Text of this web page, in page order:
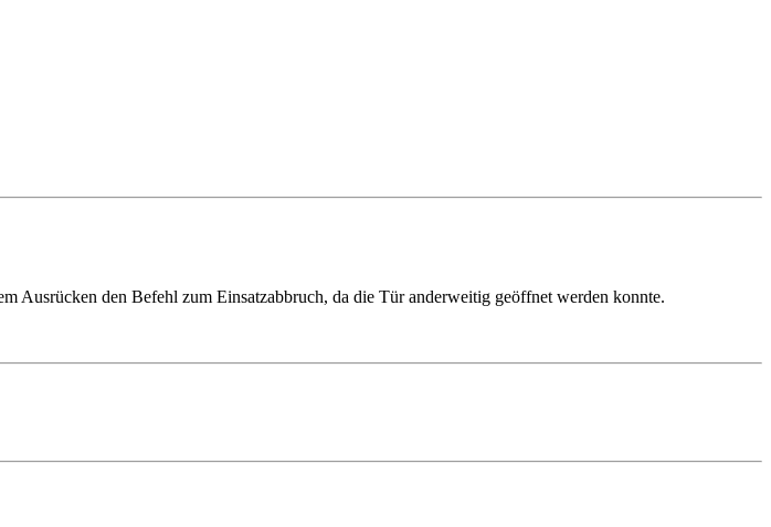
Ausrücken den Befehl zum Einsatzabbruch, da die Tür anderweitig geöffnet werden konnte.